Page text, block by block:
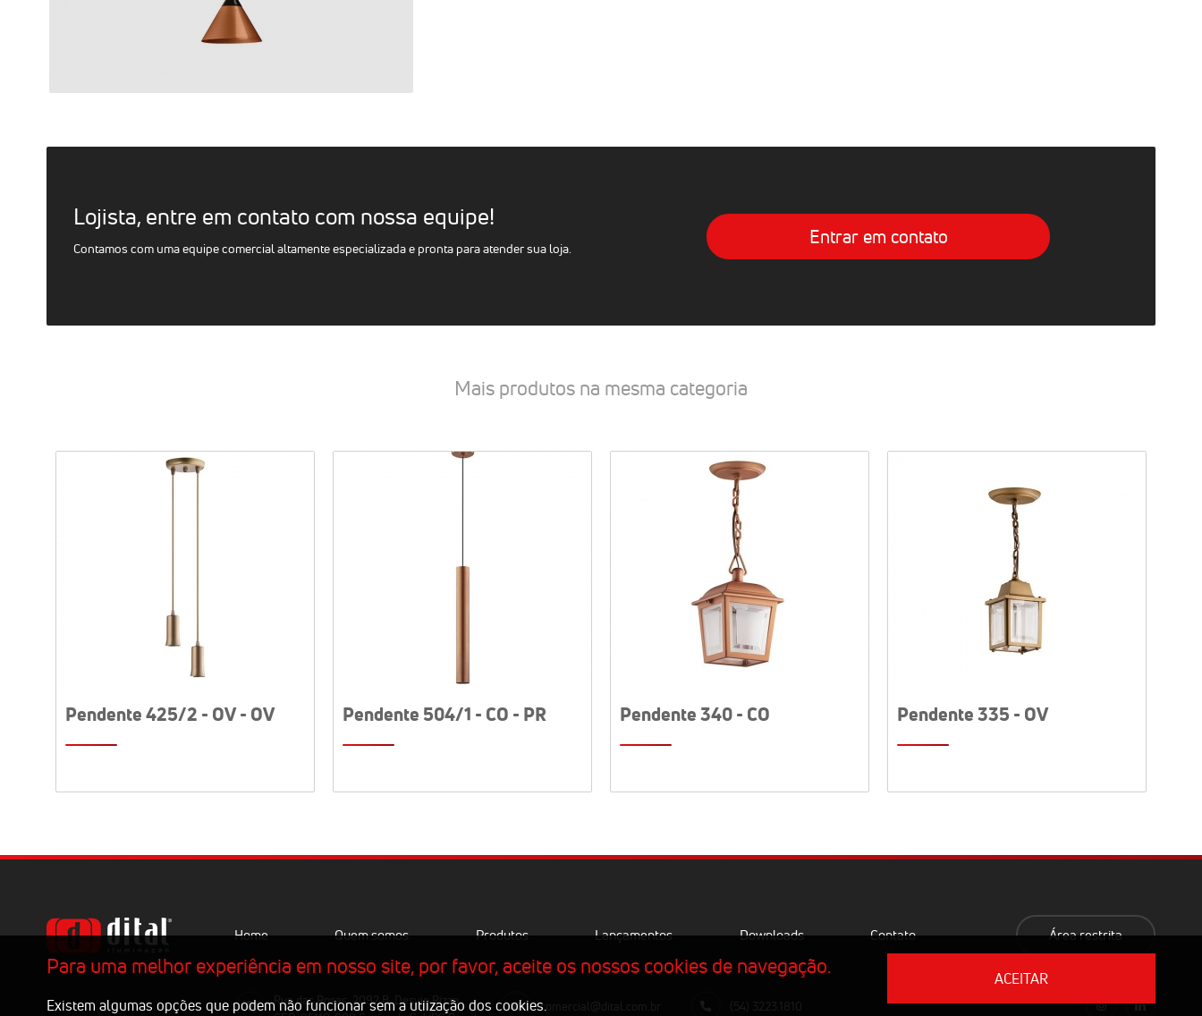
Lojista, entre em contato com nossa equipe!
Contamos com uma equipe comercial altamente especializada e pronta para atender sua loja.
Entrar em contato
Mais produtos na mesma categoria
Pendente 425/2 - OV - OV Pendente 504/1 - CO - PR Pendente 340 - CO Pendente 335 - OV
Home Quem somos Produtos Lançamentos Downloads Contato Área restrita
Rua das Rosas, 2092 B. Desvio Rizzo
comercial@dital.com.br
Para uma melhor experiência em nosso site, por favor, aceite os nossos cookies de navegação.
Existem algumas opções que podem não funcionar sem a utiização dos cookies.
ACEITAR